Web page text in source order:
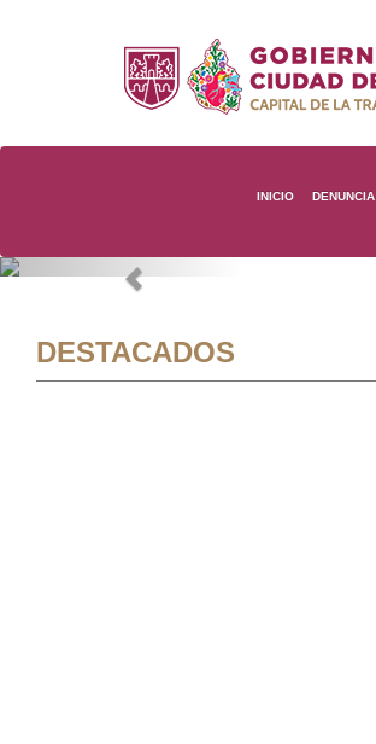
INICIO DENUNCIA
Previous
DESTACADOS